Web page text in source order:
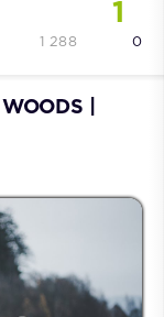
1
0
1 288
|